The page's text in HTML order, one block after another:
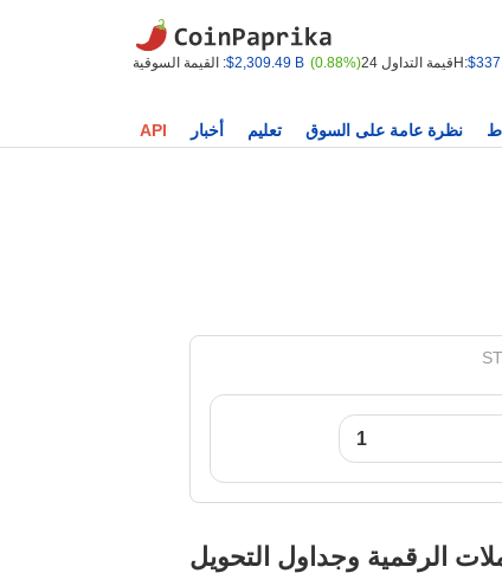
القيمة السوقية :$2,309.49 B (0.88%) قيمة التداول 24H:
API أخبار تعليم نظرة عامة على السوق
الرقمية وجداول التحويل